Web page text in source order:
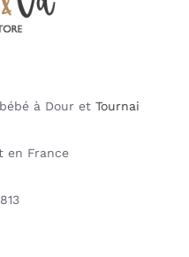
à Dour et Tournai
en France